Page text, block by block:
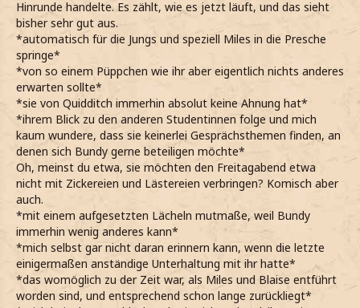
Hinrunde handelte. Es zählt, wie es jetzt läuft, und das sieht
bisher sehr gut aus.
*automatisch für die Jungs und speziell Miles in die Presche
springe*
*von so einem Püppchen wie ihr aber eigentlich nichts anderes
erwarten sollte*
*sie von Quidditch immerhin absolut keine Ahnung hat*
*ihrem Blick zu den anderen Studentinnen folge und mich
kaum wundere, dass sie keinerlei Gesprächsthemen finden, an
denen sich Bundy gerne beteiligen möchte*
Oh, meinst du etwa, sie möchten den Freitagabend etwa
nicht mit Zickereien und Lästereien verbringen? Komisch aber
auch.
*mit einem aufgesetzten Lächeln mutmaße, weil Bundy
immerhin wenig anderes kann*
*mich selbst gar nicht daran erinnern kann, wenn die letzte
einigermaßen anständige Unterhaltung mit ihr hatte*
*das womöglich zu der Zeit war, als Miles und Blaise entführt
worden sind, und entsprechend schon lange zurückliegt*